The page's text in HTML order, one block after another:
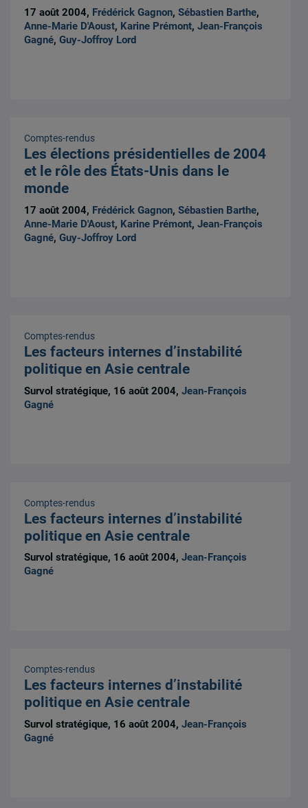
17 août 2004, Frédérick Gagnon,Sébastien Barthe,
Anne-Marie D'Aoust, Karine Prémont,Jean-François
Gagné,Guy-Joffroy Lord
Comptes-rendus
Les élections présidentielles de 2004
et le rôle des États-Unis dans le
monde
17 août 2004, Frédérick Gagnon,Sébastien Barthe,
Anne-Marie D'Aoust, Karine Prémont,Jean-François
Gagné,Guy-Joffroy Lord
Comptes-rendus
Les facteurs internes d’instabilité
politique en Asie centrale
Survol stratégique, 16 août 2004,Jean-François
Gagné
Comptes-rendus
Les facteurs internes d’instabilité
politique en Asie centrale
Survol stratégique, 16 août 2004,Jean-François
Gagné
Comptes-rendus
Les facteurs internes d’instabilité
politique en Asie centrale
Survol stratégique, 16 août 2004,Jean-François
Gagné